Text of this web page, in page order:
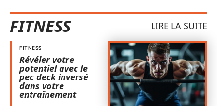
FITNESS LIRE LA SUITE
FITNESS
Révéler votre
potentiel avec le
pec deck inversé
dans votre
entraînement